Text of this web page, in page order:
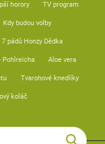
horory TV program
Kdy budou volby
7 pádů Honzy Dědka
Pohlreicha Aloe vera
Tvarohové knedlíky
koláč